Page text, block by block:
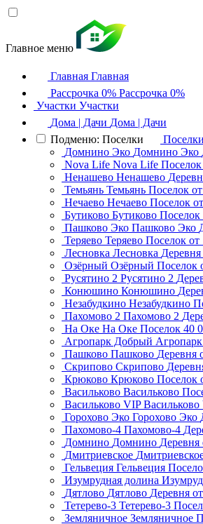
Главное меню
Главная Главная
Рассрочка 0% Рассрочка 0%
Участки Участки
Дома | Дачи Дома | Дачи
Подменю: Поселки
Поселки
Домнино Эко Домнино Эко
Nova Life Nova Life Поселок
Ненашево Ненашево
Темьянь Темьянь Поселок
Нечаево Нечаево Поселок
Бутиково Бутиково Поселок
Пашково Эко Пашково Эко
Теряево Теряево Поселок от
Лесновка Лесновка Деревня
Озёрный Озёрный Поселок
Русятино 2 Русятино 2
Конюшино Конюшино
Незабудкино Незабудкино
Пахомово 2 Пахомово 2
На Оке На Оке Поселок 40
Агропарк Добрый
Пашково Пашково Деревня
Скрипово Скрипово
Крюково Крюково Поселок
Васильково Васильково
Васильково VIP Васильково
Горохово Эко Горохово Эко
Пахомово-4 Пахомово-4
Домнино Домнино Деревня
Дмитриевское
Гельвеция Гельвеция
Изумрудная долина
Дятлово Дятлово Деревня
Тетерево-3 Тетерево-3
Земляничное Земляничное